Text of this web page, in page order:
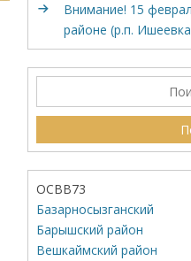
Внимание! 15
районе (р.п.
ОСВВ73
Базарносызганский
Барышский район
Вешкаймский район